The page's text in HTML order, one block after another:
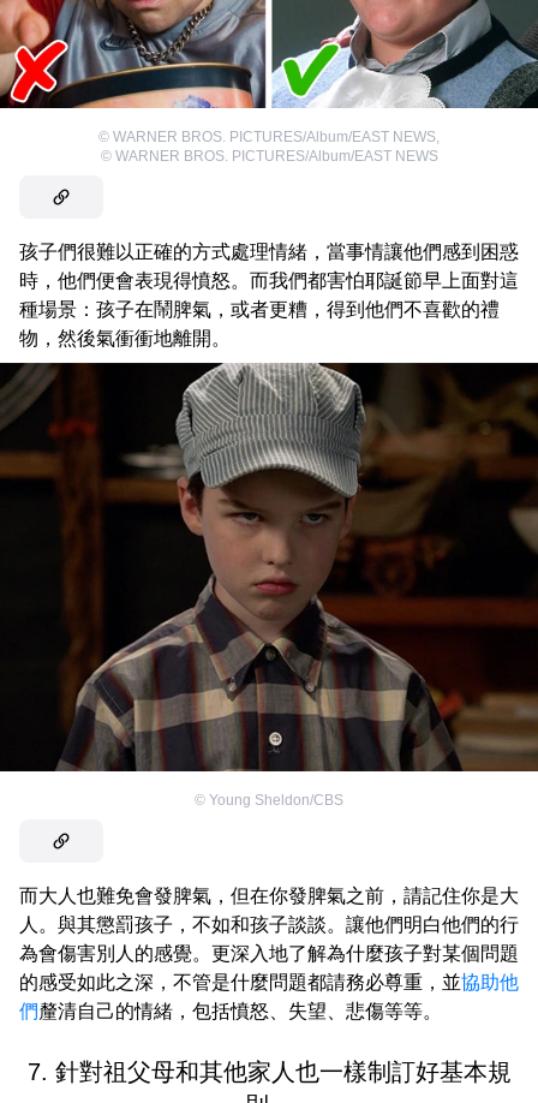
© WARNER BROS. PICTURES/Album/EAST NEWS,
© WARNER BROS. PICTURES/Album/EAST NEWS
孩子們很難以正確的方式處理情緒，當事情讓他們感到困惑
時，他們便會表現得憤怒。而我們都害怕耶誕節早上面對這
種場景：孩子在鬧脾氣，或者更糟，得到他們不喜歡的禮
物，然後氣衝衝地離開。
© Young Sheldon/CBS
而大人也難免會發脾氣，但在你發脾氣之前，請記住你是大
人。與其懲罰孩子，不如和孩子談談。讓他們明白他們的行
為會傷害別人的感覺。更深入地了解為什麼孩子對某個問題
的感受如此之深，不管是什麼問題都請務必尊重，並協助他
們釐清自己的情緒，包括憤怒、失望、悲傷等等。
7. 針對祖父母和其他家人也一樣制訂好基本規